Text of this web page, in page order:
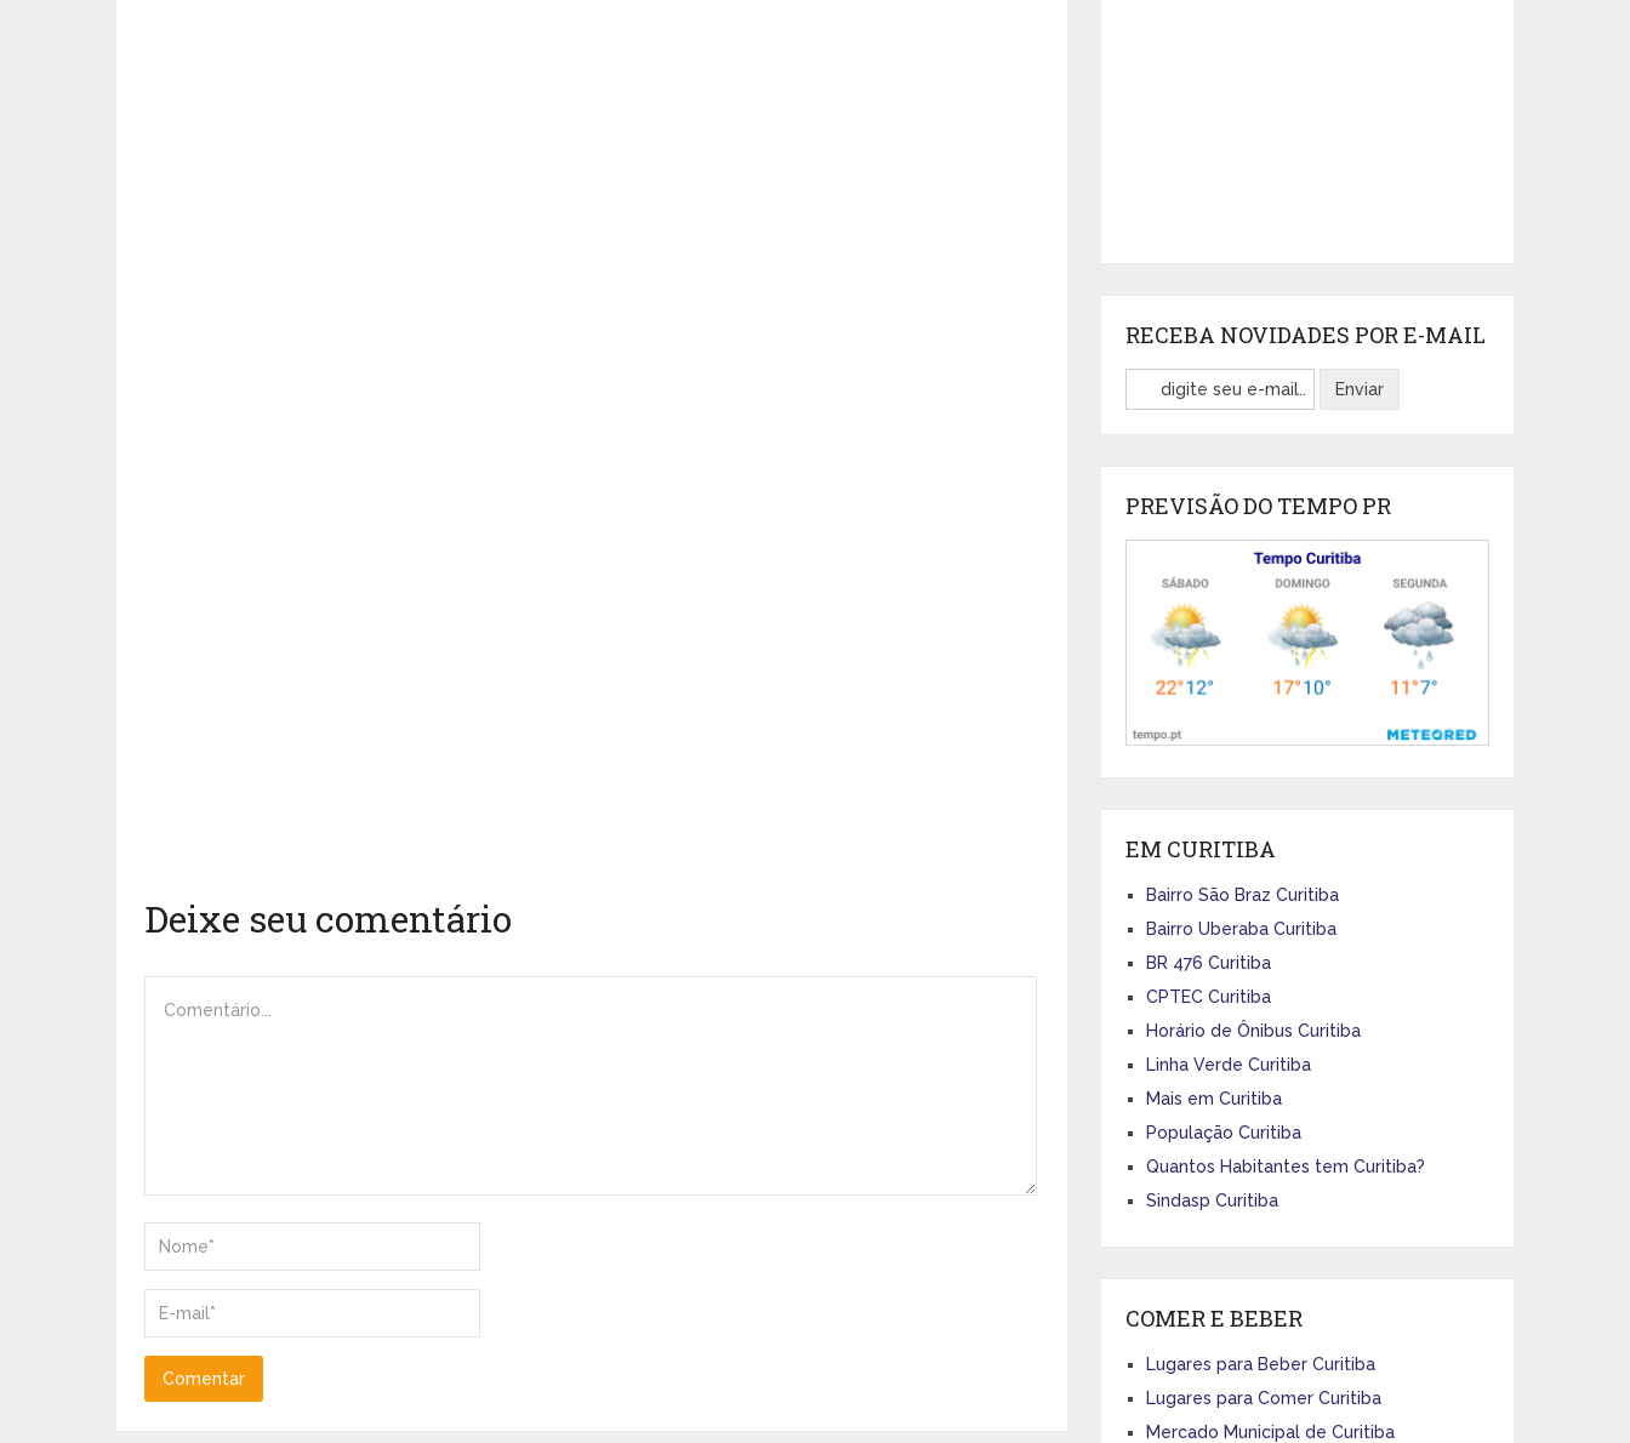
Deixe seu comentário
RECEBA NOVIDADES POR E-MAIL
PREVISÃO DO TEMPO PR
EM CURITIBA
Bairro São Braz Curitiba
Bairro Uberaba Curitiba
BR 476 Curitiba
CPTEC Curitiba
Horário de Ônibus Curitiba
Linha Verde Curitiba
Mais em Curitiba
População Curitiba
Quantos Habitantes tem Curitiba?
Sindasp Curitiba
COMER E BEBER
Lugares para Beber Curitiba
Lugares para Comer Curitiba
Mercado Municipal de Curitiba